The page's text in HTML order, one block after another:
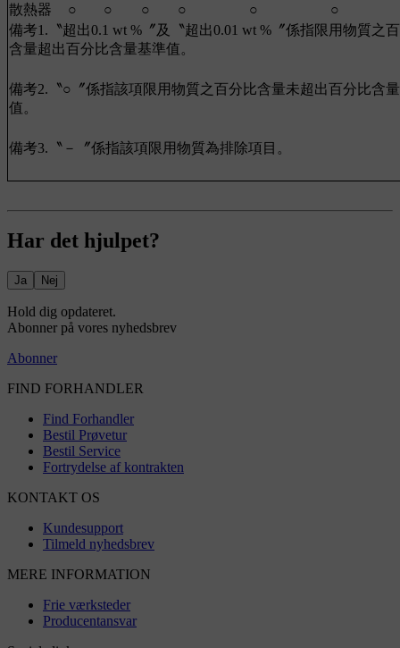
散熱器
○ ○ ○ ○ ○
○
備考1.〝超出0.1 wt %〞及〝超出0.01 wt %〞係指限用物質之
含量超出百分比含量基準值。
備考2.〝○〞係指該項限用物質之百分比含量未超出百分比含
值。
備考3.〝－〞係指該項限用物質為排除項目。
Har det hjulpet?
Ja Nej